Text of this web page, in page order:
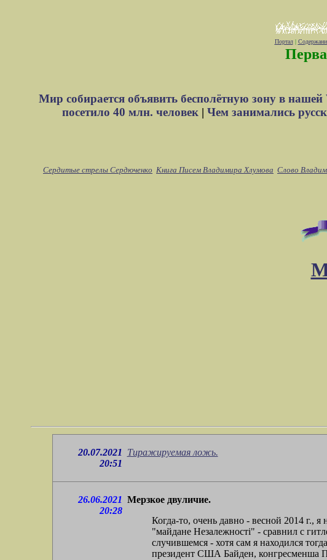
Портал|
Мир собирается объявить бесполётную зону в нашей
посетило 40 млн. человек| Чем занимались
Сердитые стрелы Сердюченко Книга Писем Владимира Хлумова Слово
20.07.2021
20:51
Тиражируемая ложь.
26.06.2021
20:28
Мерзкое двуличие.
Когда-то, очень давно - весной 2014 г.,
"майдане Незалежностi" - сравнил с
случившемся - хотя сам я находился
президент США Байден, конгресменша